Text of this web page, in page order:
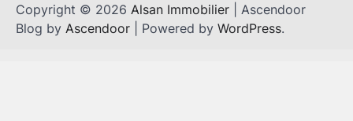
Copyright © 2026 Alsan Immobilier | Ascendoor
Blog by Ascendoor | Powered by WordPress.